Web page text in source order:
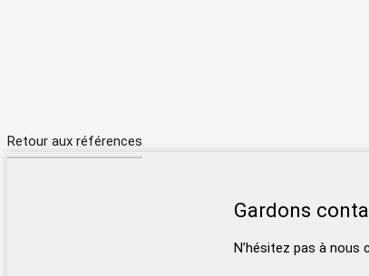
Retour aux références
Gardons
N’hésitez pas à